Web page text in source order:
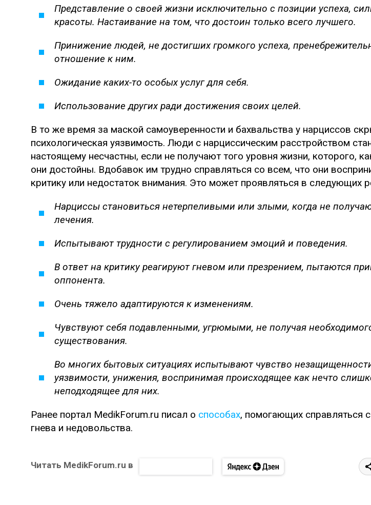
Представление о своей жизни исключительно с позиции успеха,
красоты. Настаивание на том, что достоин только всего лучшего.
Принижение людей, не достигших громкого успеха,
отношение к ним.
Ожидание каких-то особых услуг для себя.
Использование других ради достижения своих целей.
В то же время за маской самоуверенности и бахвальства у нарциссов
психологическая уязвимость. Люди с нарциссическим расстройством
настоящему несчастны, если не получают того уровня жизни, которого,
они достойны. Вдобавок им трудно справляться со всем, что они
критику или недостаток внимания. Это может проявляться в следующих
Нарциссы становиться нетерпеливыми или злыми, когда не
лечения.
Испытывают трудности с регулированием эмоций и поведения.
В ответ на критику реагируют гневом или презрением, пытаются
оппонента.
Очень тяжело адаптируются к изменениям.
Чувствуют себя подавленными, угрюмыми, не получая
существования.
Во многих бытовых ситуациях испытывают чувство
уязвимости, унижения, воспринимая происходящее как нечто
неподходящее для них.
Ранее портал MedikForum.ru писал о способах, помогающих справляться
гнева и недовольства.
Читать MedikForum.ru в